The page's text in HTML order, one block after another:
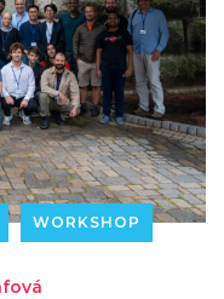
WORKSHOP